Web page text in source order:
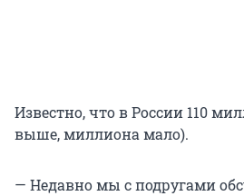
Известно, что в России 110
выше, миллиона мало).
— Недавно мы с подругами